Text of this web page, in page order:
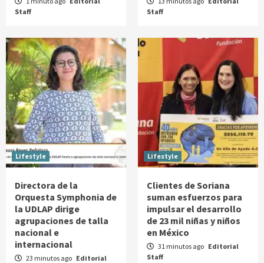
Staff
Staff
Lifestyle
Directora de la
Orquesta Symphonia de
la UDLAP dirige
agrupaciones de talla
nacional e
internacional
23 minutos ago Editorial
Lifestyle
Clientes de Soriana
suman esfuerzos para
impulsar el desarrollo
de 23 mil niñas y niños
en México
31 minutos ago Editorial
Staff